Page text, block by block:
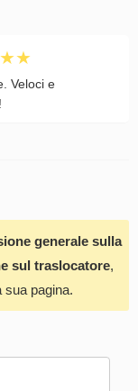
Veloci e
generale sulla
sul traslocatore,
sua pagina.